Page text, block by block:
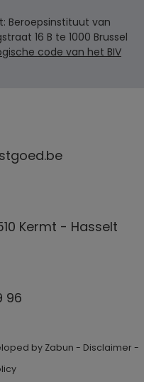
Beroepsinstituut van
16 B te 1000 Brussel
code van het BIV
Kermt - Hasselt
96
by Zabun - Disclaimer-